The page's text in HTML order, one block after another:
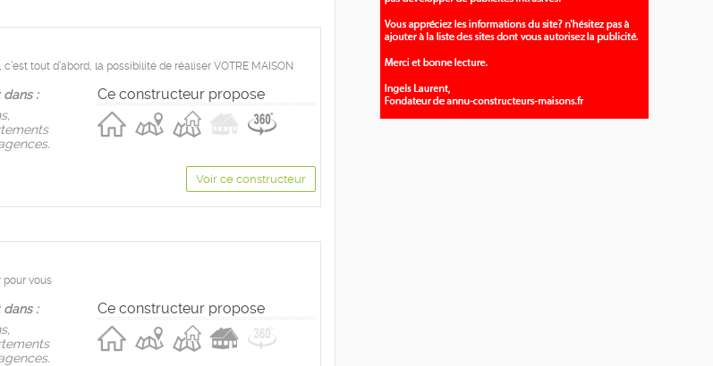
tout d’abord, la possibilité de réaliser VOTRE MAISON
dans :
Ce constructeur propose
Voir ce constructeur
pour vous
dans :
Ce constructeur propose